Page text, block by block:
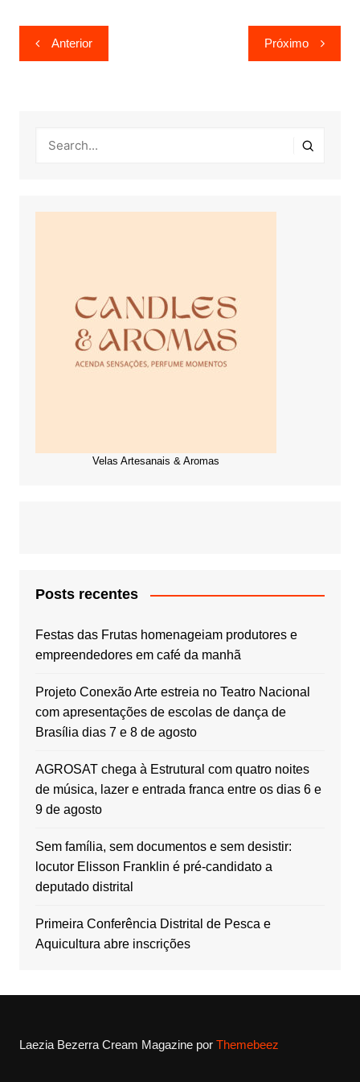
Navegação
de
Anterior Próximo
Velas Artesanais & Aromas
Posts recentes
Festas das Frutas homenageiam produtores e
empreendedores em café da manhã
Projeto Conexão Arte estreia no Teatro Nacional
com apresentações de escolas de dança de
Brasília dias 7 e 8 de agosto
AGROSAT chega à Estrutural com quatro noites
de música, lazer e entrada franca entre os dias 6 e
9 de agosto
Sem família, sem documentos e sem desistir:
locutor Elisson Franklin é pré-candidato a
deputado distrital
Primeira Conferência Distrital de Pesca e
Aquicultura abre inscrições
Laezia BezerraCream Magazine por Themebeez